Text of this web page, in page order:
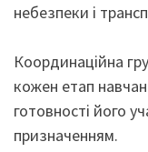
небезпеки і
Координаційна
кожен етап
готовності його
призначенням.